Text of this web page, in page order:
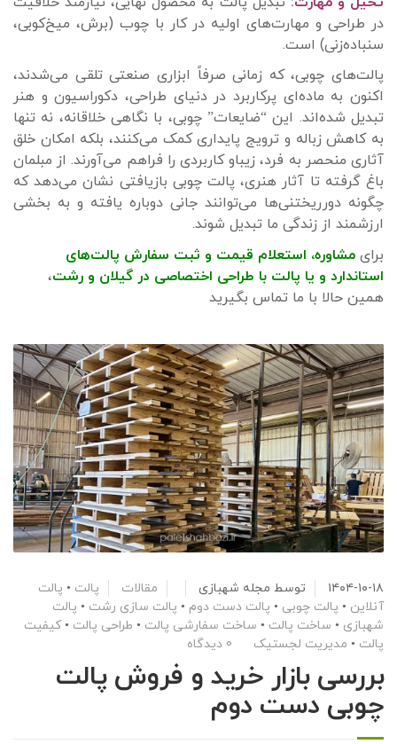
در طراحی و مهارت‌های اولیه در کار با چوب (برش، میخ‌کوبی،
سنباده‌زنی) است.
پالت‌های چوبی، که زمانی صرفاً ابزاری صنعتی تلقی می‌شدند،
اکنون به ماده‌ای پرکاربرد در دنیای طراحی، دکوراسیون و هنر
تبدیل شده‌اند. این “ضایعات” چوبی، با نگاهی خلاقانه، نه تنها
به کاهش زباله و ترویج پایداری کمک می‌کنند، بلکه امکان خلق
آثاری منحصر به فرد، زیباو کاربردی را فراهم می‌آورند. از مبلمان
باغ گرفته تا آثار هنری، پالت چوبی بازیافتی نشان می‌دهد که
چگونه دورریختنی‌ها می‌توانند جانی دوباره یافته و به بخشی
ارزشمند از زندگی ما تبدیل شوند.
برای مشاوره، استعلام قیمت و ثبت سفارش پالت‌های
استاندارد و یا پالت با طراحی اختصاصی در گیلان و رشت،
همین حالا با ما تماس بگیرید
۱۴۰۴-۱۰-۱۸ توسط مجله شهبازی مقالات پالت • پالت
آنلاین • پالت چوبی • پالت دست دوم • پالت سازی رشت • پالت
شهبازی • ساخت پالت • ساخت سفارشی پالت • طراحی پالت •کیفیت
پالت • مدیریت لجستیک 0 دیدگاه
بررسی بازار خرید و فروش پالت
چوبی دست دوم